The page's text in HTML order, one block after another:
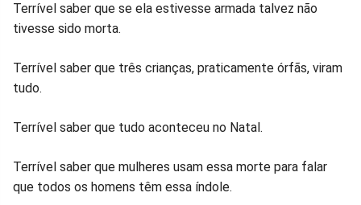
FacebookWhatsapp
Terrível saber que se ela estivesse armada talvez não
tivesse sido morta.
Terrível saber que três crianças, praticamente órfãs, viram
tudo.
Terrível saber que tudo aconteceu no Natal.
Terrível saber que mulheres usam essa morte para falar
que todos os homens têm essa índole.